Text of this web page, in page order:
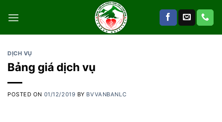
DỊCH VỤ
Bảng giá dịch vụ
POSTED ON 01/12/2019 BY BVVANBANLC